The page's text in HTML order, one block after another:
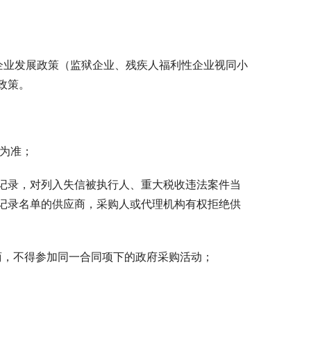
发展政策（监狱企业、残疾人福利性企业视同小
。
准；
录，对列入失信被执行人、重大税收违法案件当
名单的供应商，采购人或代理机构有权拒绝供
不得参加同一合同项下的政府采购活动；